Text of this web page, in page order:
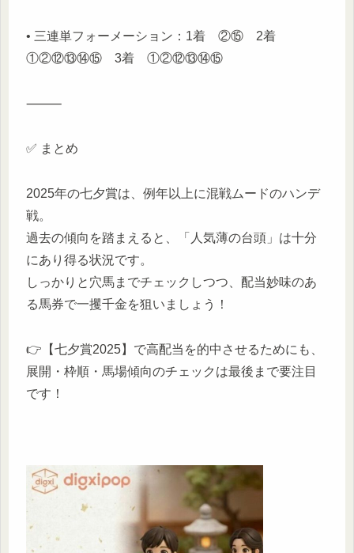
• 三連単フォーメーション：1着 ②⑮ 2着
①②⑫⑬⑭⑮ 3着 ①②⑫⑬⑭⑮
⸻
✅ まとめ
2025年の七夕賞は、例年以上に混戦ムードのハンデ
戦。
過去の傾向を踏まえると、「人気薄の台頭」は十分
にあり得る状況です。
しっかりと穴馬までチェックしつつ、配当妙味のあ
る馬券で一攫千金を狙いましょう！
👉【七夕賞2025】で高配当を的中させるためにも、
展開・枠順・馬場傾向のチェックは最後まで要注目
です！